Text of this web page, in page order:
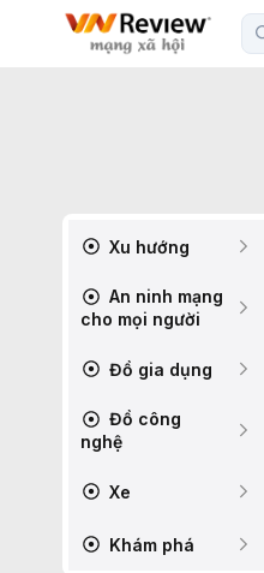
Xu hướng
An ninh mạng
cho mọi người
Đồ gia dụng
Đồ công
nghệ
Xe
Khám phá